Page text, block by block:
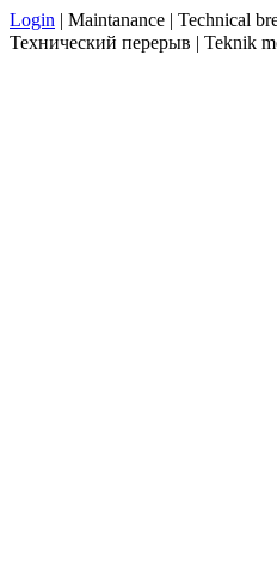
Login | Maintanance | Technical
Технический перерыв | Teknik